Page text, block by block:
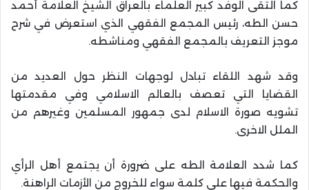
كما التقى الوفد كبير العلماء بالعراق الشيخ العلامة أحمد
حسن الطه، رئيس المجمع الفقهي الذي استعرض في شرح
موجز التعريف بالمجمع الفقهي ومناشطه.
وقد شهد اللقاء تبادل لوجهات النظر حول العديد من
القضايا التي تعصف بالعالم الاسلامي وفي مقدمتها
تشويه صورة الاسلام لدى جمهور المسلمين وغيرهم من
الملل الاخرى.
كما شدد العلامة الطه على ضرورة أن يجتمع أهل الرأي
والحكمة فيها على كلمة سواء للخروج من الأزمات الراهنة.